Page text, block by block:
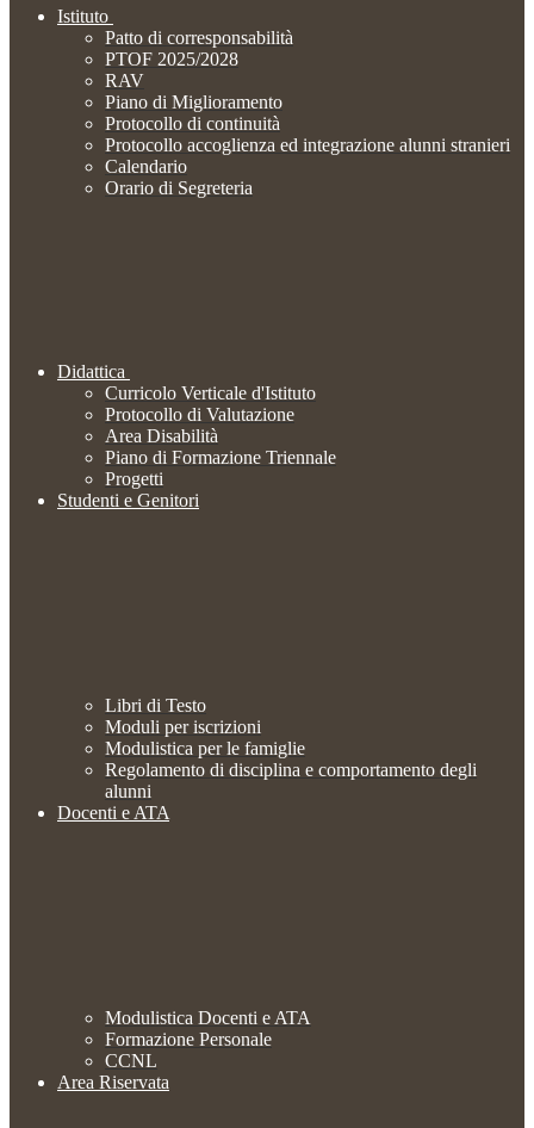
Istituto
Patto di corresponsabilità
PTOF 2025/2028
RAV
Piano di Miglioramento
Protocollo di continuità
Protocollo accoglienza ed integrazione alunni stranieri
Calendario
Orario di Segreteria
Didattica
Curricolo Verticale d'Istituto
Protocollo di Valutazione
Area Disabilità
Piano di Formazione Triennale
Progetti
Studenti e Genitori
Libri di Testo
Moduli per iscrizioni
Modulistica per le famiglie
Regolamento di disciplina e comportamento degli
alunni
Docenti e ATA
Modulistica Docenti e ATA
Formazione Personale
CCNL
Area Riservata